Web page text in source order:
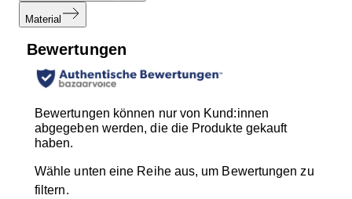
Material
Bewertungen
Bewertungen können nur von Kund:innen
abgegeben werden, die die Produkte gekauft
haben.
Wähle unten eine Reihe aus, um Bewertungen zu
filtern.